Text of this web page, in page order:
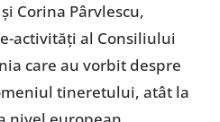
Corina Pârvlescu,
activităţi al Consiliului
care au vorbit despre
tineretului, atât la